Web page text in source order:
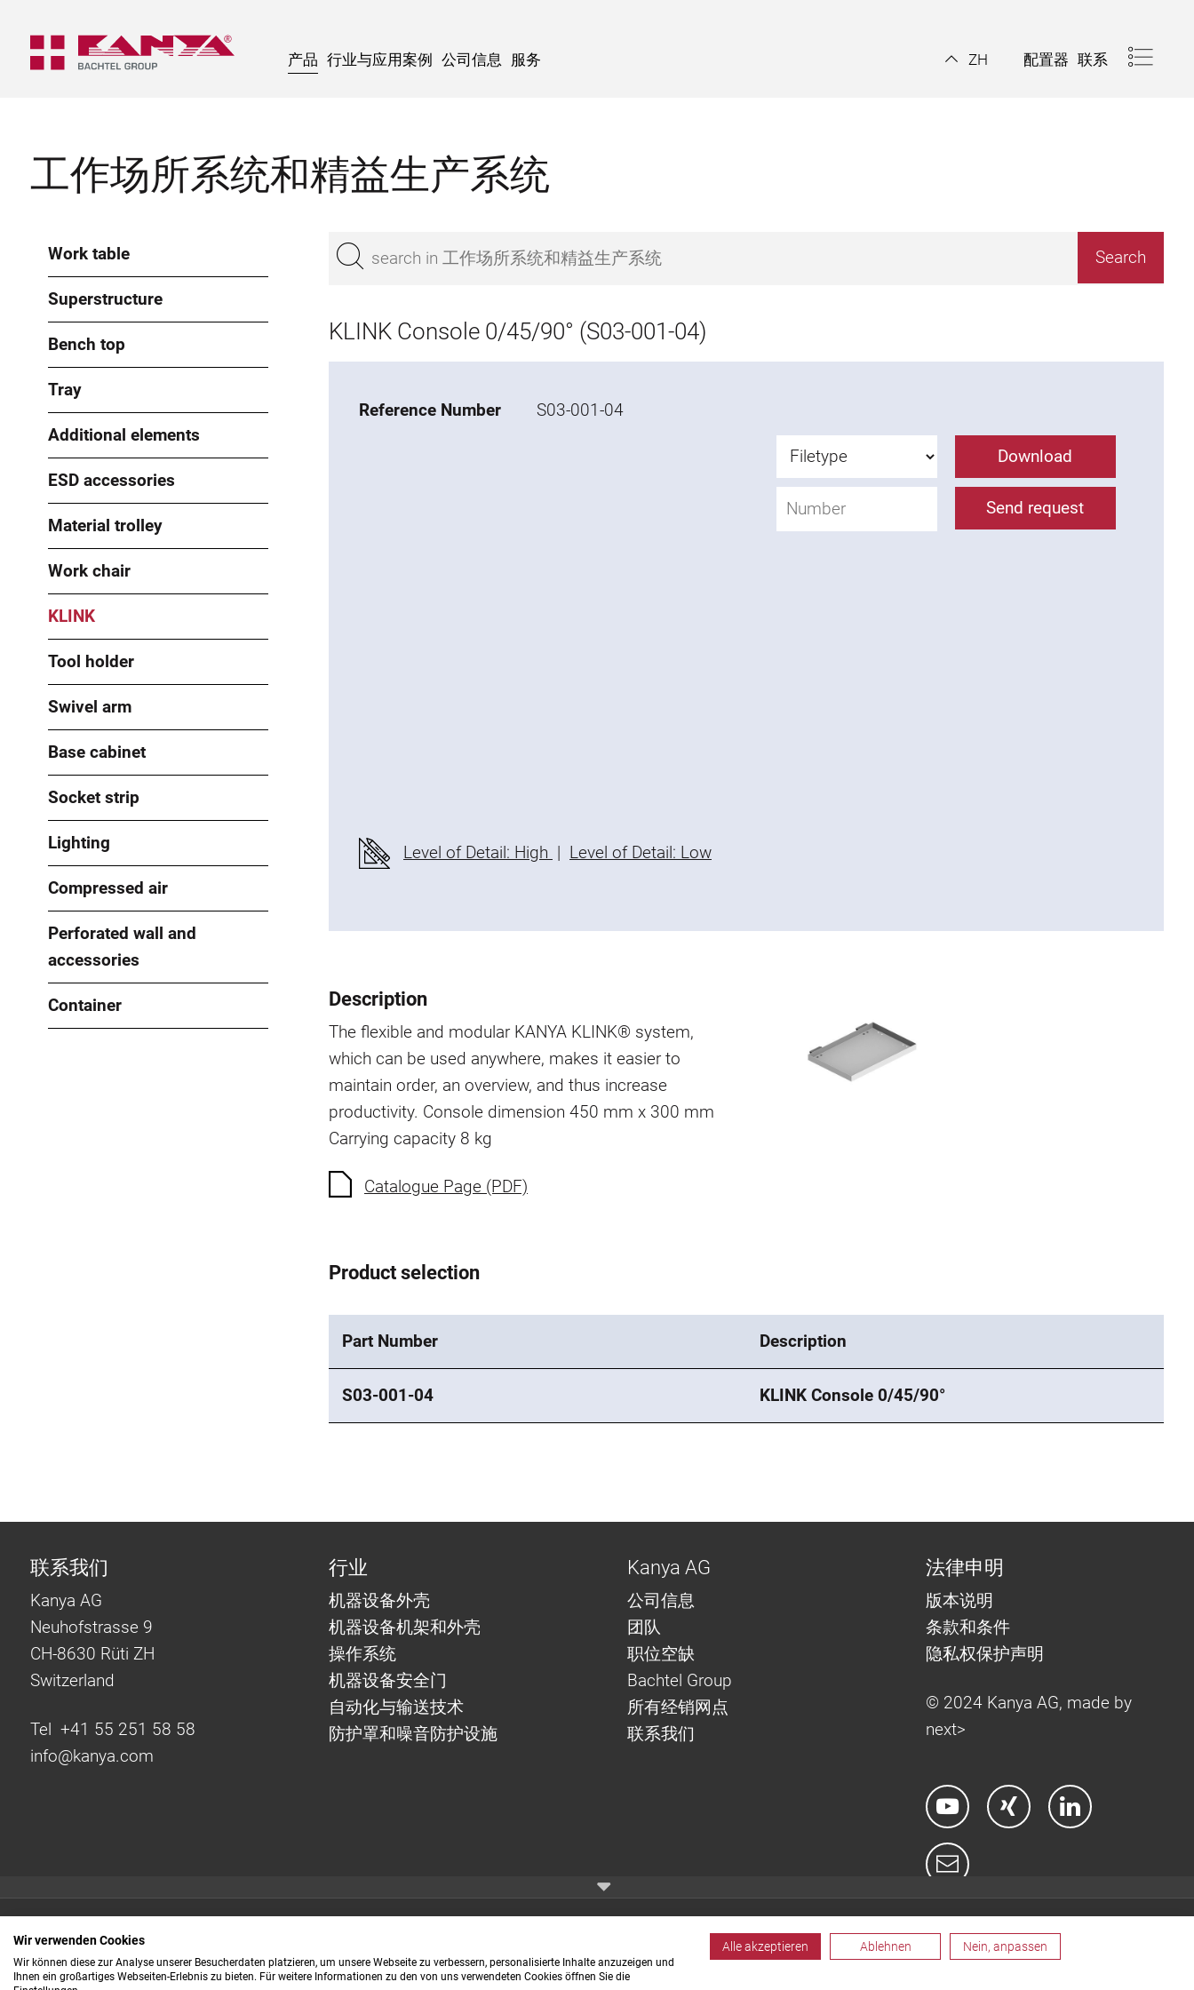
产品 行业与应用案例 公司信息 服务 ZH 配置器 联系
工作场所系统和精益生产系统
Work table
Superstructure
Bench top
Tray
Additional elements
ESD accessories
Material trolley
Work chair
KLINK
Tool holder
Swivel arm
Base cabinet
Socket strip
Lighting
Compressed air
Perforated wall and
accessories
Container
KLINK Console 0/45/90° (S03-001-04)
Reference Number S03-001-04
Level of Detail: High | Level of Detail: Low
Download
Send request
Description
The flexible and modular KANYA KLINK® system,
which can be used anywhere, makes it easier to
maintain order, an overview, and thus increase
productivity. Console dimension 450 mm x 300 mm
Carrying capacity 8 kg
Catalogue Page (PDF)
Product selection
Part Number Description
S03-001-04 KLINK Console 0/45/90°
Quick links:
Even faster to your
information
联系我们
Kanya AG
Neuhofstrasse 9
CH-8630 Rüti ZH
Switzerland
Tel +41 55 251 58 58
info@kanya.com
行业
机器设备外壳
机器设备机架和外壳
操作系统
机器设备安全门
自动化与输送技术
防护罩和噪音防护设施
Kanya AG
公司信息
团队
职位空缺
Bachtel Group
所有经销网点
联系我们
法律申明
版本说明
条款和条件
隐私权保护声明
© 2024 Kanya AG, made by
next>
Wir verwenden Cookies
Wir können diese zur Analyse unserer Besucherdaten platzieren, um unsere Webseite zu verbessern, personalisierte Inhalte anzuzeigen und
Ihnen ein großartiges Webseiten-Erlebnis zu bieten. Für weitere Informationen zu den von uns verwendeten Cookies öffnen Sie die
Alle akzeptieren Ablehnen Nein, anpassen